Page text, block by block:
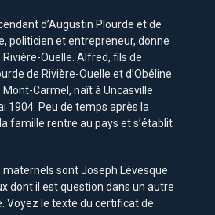
d’Augustin Plourde et de
politicien et entrepreneur, donne
Ouelle. Alfred, fils de
de Rivière-Ouelle et d’Obéline
Mont-Carmel, naît à Uncasville
1904. Peu de temps après la
famille rentre au pays et s’établit
sont Joseph Lévesque
dont il est question dans un autre
Voyez le texte du certificat de